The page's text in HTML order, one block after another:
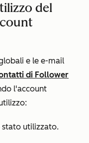
del
e le e-mail
di Follower
l'account
stato utilizzato.